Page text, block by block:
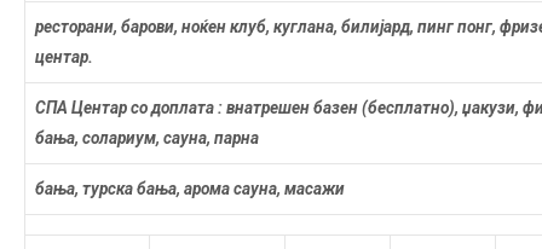
ресторани, барови, ноќен клуб, куглана, билијард, пинг понг,
центар.
СПА Центарсо доплата : внатрешен базен (бесплатно), џакузи,
бања, солариум, сауна, парна
бања, турска бања, арома сауна, масажи